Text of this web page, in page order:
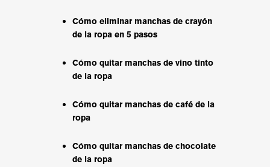
Cómo eliminar manchas de crayón
de la ropa en 5 pasos
Cómo quitar manchas de vino tinto
de la ropa
Cómo quitar manchas de café de la
ropa
Cómo quitar manchas de chocolate
de la ropa